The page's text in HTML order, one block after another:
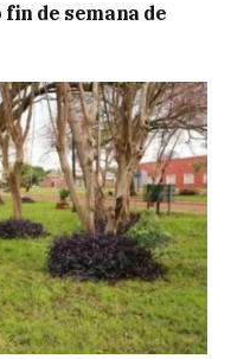
de semana de